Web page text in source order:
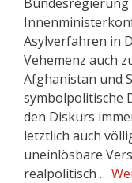
Asylverfahren in
Vehemenz auch
Afghanistan und
symbolpolitische
den Diskurs
letztlich auch
uneinlösbare
realpolitisch …